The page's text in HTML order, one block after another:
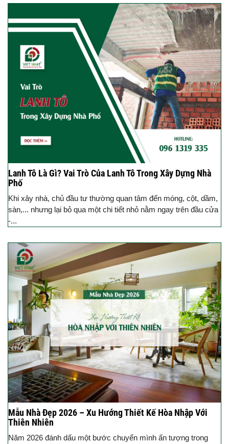
Lanh Tô Là Gì? Vai Trò Của Lanh Tô Trong Xây Dựng Nhà
Phố
Khi xây nhà, chủ đầu tư thường quan tâm đến móng, cột, dầm,
sàn,... nhưng lại bỏ qua một chi tiết nhỏ nằm ngay trên đầu cửa
-...
Mẫu Nhà Đẹp 2026 – Xu Hướng Thiết Kế Hòa Nhập Với
Thiên Nhiên
Năm 2026 đánh dấu một bước chuyển mình ấn tượng trong